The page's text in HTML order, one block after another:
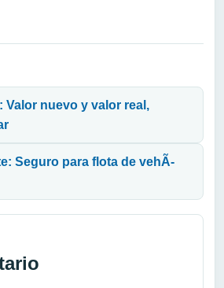
nuevo y valor real,
Seguro para flota de vehÃ­